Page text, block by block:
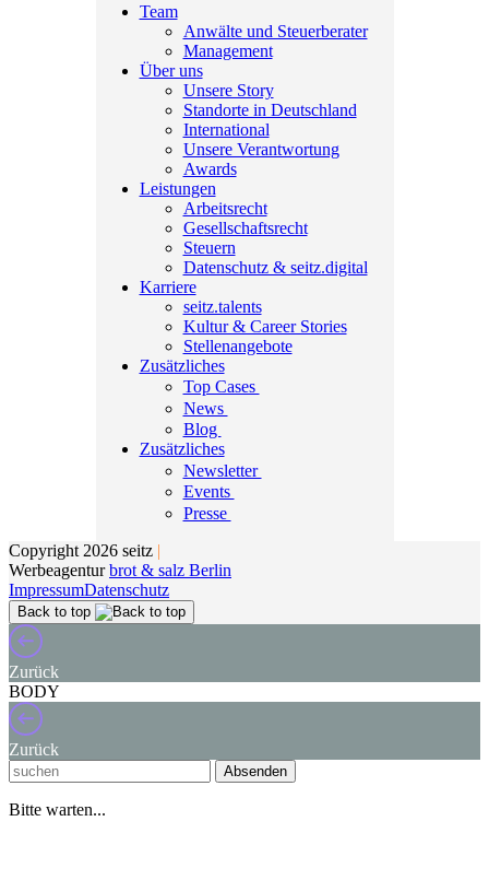
Team
Anwälte und Steuerberater
Management
Über uns
Unsere Story
Standorte in Deutschland
International
Unsere Verantwortung
Awards
Leistungen
Arbeitsrecht
Gesellschaftsrecht
Steuern
Datenschutz & seitz.digital
Karriere
seitz.talents
Kultur & Career Stories
Stellenangebote
Zusätzliches
Top Cases
News
Blog
Zusätzliches
Newsletter
Events
Presse
Copyright 2026 seitz |
Werbeagenturbrot & salz Berlin
ImpressumDatenschutz
Back to top
Zurück
BODY
Zurück
Absenden
Bitte warten...